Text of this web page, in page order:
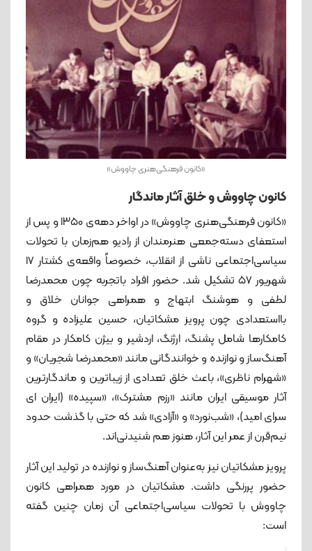
«کانون فرهنگی‌هنری چاووش»
کانون چاووش و خلق آثار ماندگار
«کانون فرهنگی‌هنری چاووش» در اواخر دهه‌ی ۱۳۵۰ و پس از
استعفای دسته‌جمعی هنرمندان از رادیو هم‌زمان با تحولات
سیاسی‌اجتماعی ناشی از انقلاب، خصوصاً واقعه‌ی کشتار ۱۷
شهریور ۵۷ تشکیل شد. حضور افراد باتجربه چون محمدرضا
لطفی و هوشنگ ابتهاج و همراهی جوانان خلاق و
بااستعدادی چون پرویز مشکاتیان، حسین علیزاده و گروه
کامکارها شامل پشنگ، ارژنگ، اردشیر و بیژن کامکار در مقام
آهنگ‌ساز و نوازنده و خوانندگانی مانند «محمدرضا شجریان» و
«شهرام ناظری»، باعث خلق تعدادی از زیباترین و ماندگارترین
آثار موسیقی ایران مانند «رزم مشترک»، «سپیده» (ایران ای
سرای امید)، «شب‌نورد» و «آزادی» شد که حتی با گذشت حدود
نیم‌قرن از عمر این آثار، هنوز هم شنیدنی‌اند.
پرویز مشکاتیان نیز به‌عنوان آهنگ‌ساز و نوازنده در تولید این آثار
حضور پررنگی داشت. مشکاتیان در مورد همراهی کانون
چاووش با تحولات سیاسی‌اجتماعی آن زمان چنین گفته
است: